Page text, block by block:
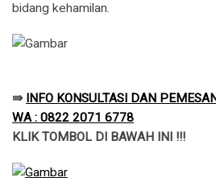
bidang kehamilan.
⇛ INFO KONSULTASI DAN
WA : 0822 2071 6778
KLIK TOMBOL DI BAWAH INI !!!